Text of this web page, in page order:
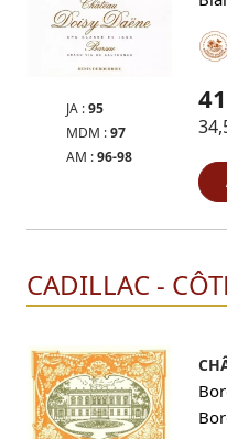
JA :95
MDM :97
AM :96-98
CADILLAC -